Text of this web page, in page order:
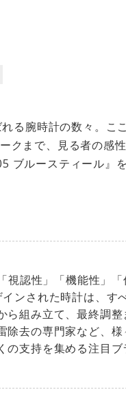
る腕時計の数々。こ
クまで、見る者の感
ブルースティール』を
視認性」「機能性」「
ンされた時計は、す
ら組み立て、最終調整
除去の専門家など、様
の支持を集める注目ブ